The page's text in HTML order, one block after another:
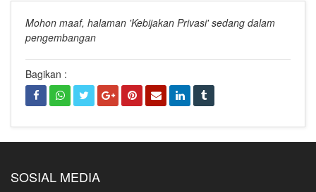
Mohon maaf, halaman 'Kebijakan Privasi' sedang dalam
pengembangan
Bagikan :
SOSIAL MEDIA